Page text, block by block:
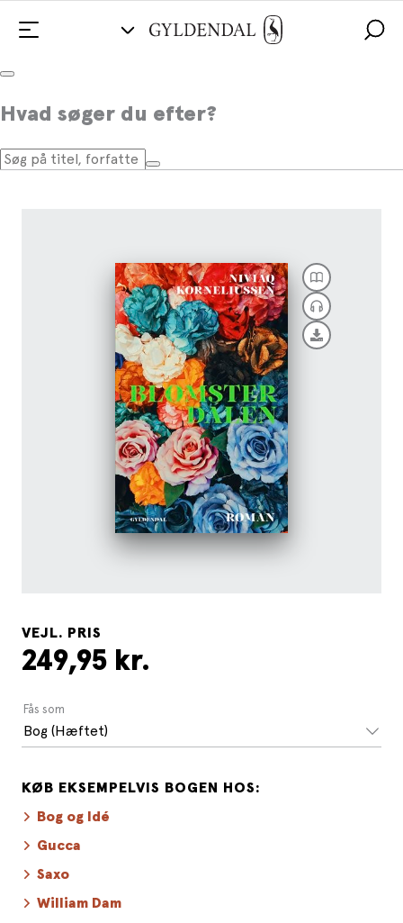
Hvad søger du efter?
Blomsterdalen
VEJL. PRIS
249,95 kr.
Fås som
Bog (Hæftet)
KØB EKSEMPELVIS BOGEN HOS:
Bog og Idé
Gucca
Saxo
William Dam